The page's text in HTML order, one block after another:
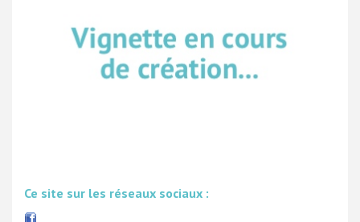
Ce site sur les réseaux sociaux :